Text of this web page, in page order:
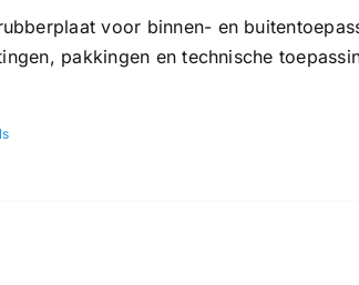
voor binnen- en
pakkingen en technische